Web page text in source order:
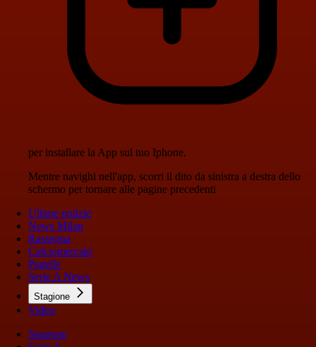
per installare la App sul tuo Iphone.
Mentre navighi nell'app, scorri il dito da sinistra a destra dello
schermo per tornare alle pagine precedenti
Ultime notizie
News Milan
Rassegna
Calciomercato
Pagelle
Serie A News
Stagione
Video
Stagione